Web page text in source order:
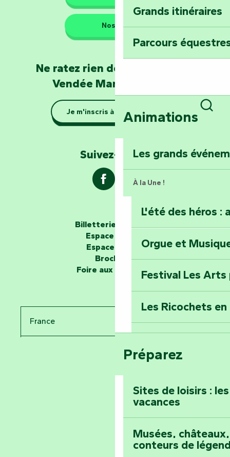
Se la couler
barque dans le
Explorez la
Les passeurs d'histoires
Partez en
Voyagez dans le
Maillezais
Montez au
Grands itinéraires
Parcours
Animations
Les grands
À la Une !
L'été des héros :
Orgue et
Festival Les Arts
Les Ricochets
Tout l'agenda
Préparez
Sites de loisirs :
vacances
Musées,
conteurs de
Nos QG
Ne ratez rien de l'actualité en
Vendée Marais Poitevin
Je m'inscris à la newsletter
Suivez-nous !
Billetterie en ligne
Espace groupe
Espace presse
Brochures
Foire aux questions
France